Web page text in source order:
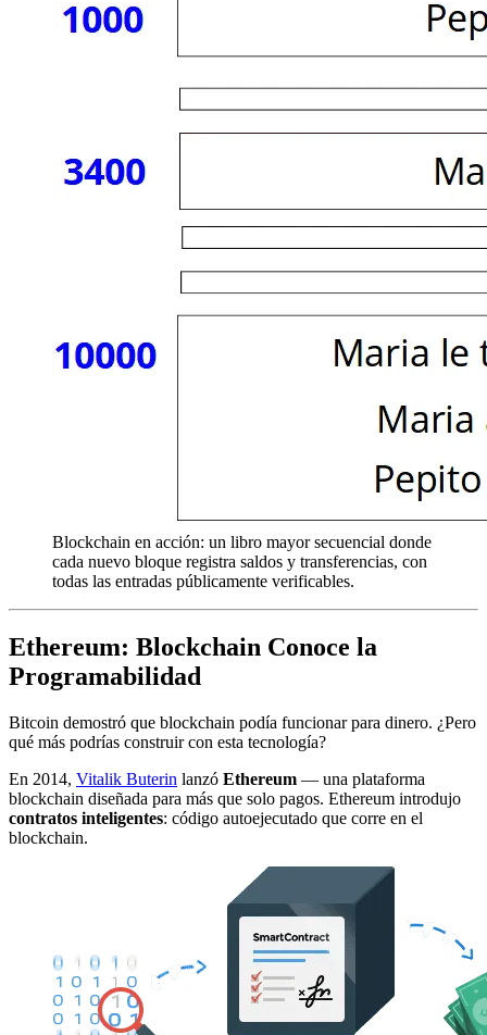
Blockchain en acción: un libro mayor secuencial donde
cada nuevo bloque registra saldos y transferencias, con
todas las entradas públicamente verificables.
Ethereum: Blockchain Conoce la
Programabilidad
Bitcoin demostró que blockchain podía funcionar para dinero. ¿Pero
qué más podrías construir con esta tecnología?
En 2014, Vitalik Buterin lanzó Ethereum — una plataforma
blockchain diseñada para más que solo pagos. Ethereum introdujo
contratos inteligentes: código autoejecutado que corre en el
blockchain.